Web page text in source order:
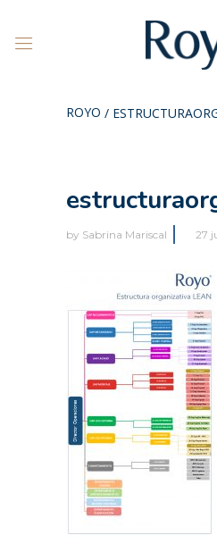
ROYO /
by Sabrina Mariscal 27